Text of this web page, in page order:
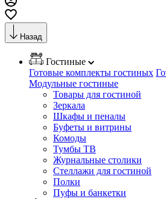
Назад
Гостиные
Готовые комплекты гостиных
Модульные гостиные
Товары для гостиной
Зеркала
Шкафы и пеналы
Буфеты и витрины
Комоды
Тумбы ТВ
Журнальные столики
Стеллажи для гостиной
Полки
Пуфы и банкетки